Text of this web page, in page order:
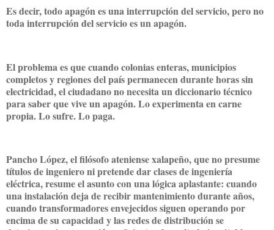
Es decir, todo apagón es una interrupción del servicio, pero no
toda interrupción del servicio es un apagón.
El problema es que cuando colonias enteras, municipios
completos y regiones del país permanecen durante horas sin
electricidad, el ciudadano no necesita un diccionario técnico
para saber que vive un apagón. Lo experimenta en carne
propia. Lo sufre. Lo paga.
Pancho López, el filósofo ateniense xalapeño, que no presume
títulos de ingeniero ni pretende dar clases de ingeniería
eléctrica, resume el asunto con una lógica aplastante: cuando
una instalación deja de recibir mantenimiento durante años,
cuando transformadores envejecidos siguen operando por
encima de su capacidad y las redes de distribución se